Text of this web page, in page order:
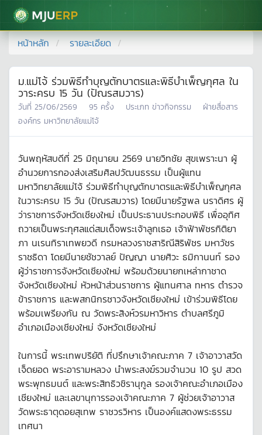
มหาวิทยาลัยแม่โจ้
หน้าหลัก รายละเอียด
ม.แม่โจ้ ร่วมพิธีทำบุญตักบาตรและพิธีบำเพ็ญกุศล ใน
วาระครบ 15 วัน (ปัณรสมวาร)
วันที่ 25/06/2569 95 ครั้ง ประเภท ข่าวกิจกรรม
ฝ่ายสื่อสาร
องค์กร มหาวิทยาลัยแม่โจ้
วันพฤหัสบดีที่ 25 มิถุนายน 2569 นายวิทชัย สุขเพราะนา ผู้
อำนวยการกองส่งเสริมศิลปวัฒนธรรม เป็นผู้แทน
มหาวิทยาลัยแม่โจ้ ร่วมพิธีทำบุญตักบาตรและพิธีบำเพ็ญกุศล
ในวาระครบ 15 วัน (ปัณรสมวาร) โดยมีนายรัฐพล นราดิศร ผู้
ว่าราชการจังหวัดเชียงใหม่ เป็นประธานประกอบพิธี เพื่ออุทิศ
ถวายเป็นพระกุศลแด่สมเด็จพระเจ้าลูกเธอ เจ้าฟ้าพัชรกิติยา
ภา นเรนทิราเทพยวดี กรมหลวงราชสาริณีสิริพัชร มหาวัชร
ราชธิดา โดยมีนายชัชวาลย์ ปัญญา นายศิวะ ธมิกานนท์ รอง
ผู้ว่าราชการจังหวัดเชียงใหม่ พร้อมด้วยนายกเหล่ากาชาด
จังหวัดเชียงใหม่ หัวหน้าส่วนราชการ ผู้แทนศาล ทหาร ตำรวจ
ข้าราชการ และพสกนิกรชาวจังหวัดเชียงใหม่ เข้าร่วมพิธีโดย
พร้อมเพรียงกัน ณ วัดพระสิงห์วรมหาวิหาร ตำบลศรีภูมิ
อำเภอเมืองเชียงใหม่ จังหวัดเชียงใหม่
ในการนี้ พระเทพปริยัติ ที่ปรึกษาเจ้าคณะภาค 7 เจ้าอาวาสวัด
เจ็ดยอด พระอารามหลวง นำพระสงฆ์รวมจำนวน 10 รูป สวด
พระพุทธมนต์ และพระสิทธิวชิรานุกูล รองเจ้าคณะอำเภอเมือง
เชียงใหม่ และเลขานุการรองเจ้าคณะภาค 7 ผู้ช่วยเจ้าอาวาส
วัดพระธาตุดอยสุเทพ ราชวรวิหาร เป็นองค์แสดงพระธรรม
เทศนา